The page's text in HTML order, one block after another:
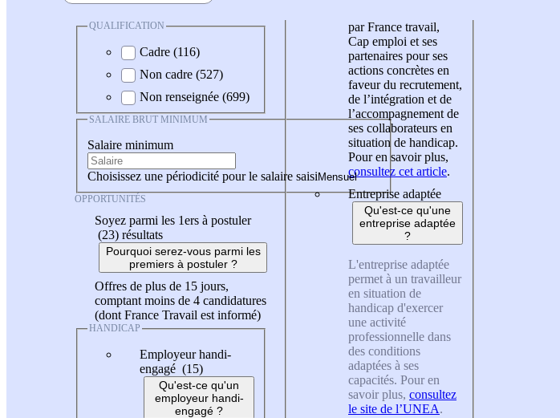
QUALIFICATION
Cadre (116)
Non cadre (527)
Non renseignée (699)
SALAIRE BRUT MINIMUM
Salaire minimum
Choisissez une périodicité pour le salaire saisi
OPPORTUNITÉS
Soyez parmi les 1ers à postuler
(23) résultats
Pourquoi serez-vous parmi les
premiers à postuler ?
Offres de plus de 15 jours,
comptant moins de 4 candidatures
(dont France Travail est informé)
HANDICAP
Employeur handi-
engagé (15)
Qu'est-ce qu'un
employeur handi-
engagé ?
par France travail,
Cap emploi et ses
partenaires pour ses
actions concrètes en
faveur du recrutement,
de l’intégration et de
l’accompagnement de
ses collaborateurs en
situation de handicap.
Pour en savoir plus,
consultez cet article.
Entreprise adaptée
Qu'est-ce qu'une
entreprise adaptée
?
L'entreprise adaptée
permet à un travailleur
en situation de
handicap d'exercer
une activité
professionnelle dans
des conditions
adaptées à ses
capacités. Pour en
savoir plus, consultez
le site de l’UNEA.